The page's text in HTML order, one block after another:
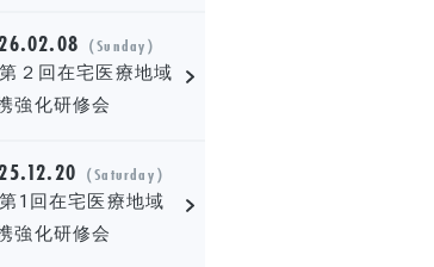
（Sunday）
２回在宅医療地域
強化研修会
（Saturday）
1回在宅医療地域
強化研修会